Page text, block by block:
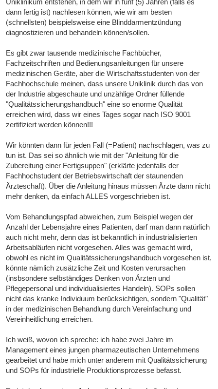
Uniklinikum entstehen, in dem wir in fünf (5) Jahren (falls es
dann fertig ist) nachlesen können, wie wir am besten
(schnellsten) beispielsweise eine Blinddarmentzündung
diagnostizieren und behandeln können/sollen.
Es gibt zwar tausende medizinische Fachbücher,
Fachzeitschriften und Bedienungsanleitungen für unsere
medizinischen Geräte, aber die Wirtschaftsstudenten von der
Fachhochschule meinen, dass unsere Uniklinik durch das von
der Industrie abgeschaute und unzählige Ordner füllende
"Qualitätssicherungshandbuch" eine so enorme Qualität
erreichen wird, dass wir eines Tages sogar nach ISO 9001
zertifiziert werden können!!!
Wir könnten dann für jeden Fall (=Patient) nachschlagen, was zu
tun ist. Das sei so ähnlich wie mit der "Anleitung für die
Zubereitung einer Fertigsuppen" (erklärte jedenfalls der
Fachhochstudent der Betriebswirtschaft der staunenden
Ärzteschaft). Über die Anleitung hinaus müssen Ärzte dann nicht
mehr denken, da einfach ALLES vorgeschrieben ist.
Vom Behandlungspfad abweichen, zum Beispiel wegen der
Anzahl der Lebensjahre eines Patienten, darf man dann natürlich
auch nicht mehr, denn das ist bekanntlich in industrialisierten
Arbeitsabläufen nicht vorgesehen. Alles was gemacht wird,
obwohl es nicht im Qualitätssicherungshandbuch vorgesehen ist,
könnte nämlich zusätzliche Zeit und Kosten verursachen
(insbsondere selbständiges Denken von Ärzten und
Pflegepersonal und individualisiertes Handeln). SOPs sollen
nicht das kranke Individuum berücksichtigen, sondern "Qualität"
in der medizinischen Behandlung durch Vereinfachung und
Vereinheitlichung erreichen.
Ich weiß, wovon ich spreche: ich habe zwei Jahre im
Management eines jungen pharmazeutischen Unternehmens
gearbeitet und habe mich unter anderem mit Qualitätssicherung
und SOPs für industrielle Produktionsprozesse befasst.